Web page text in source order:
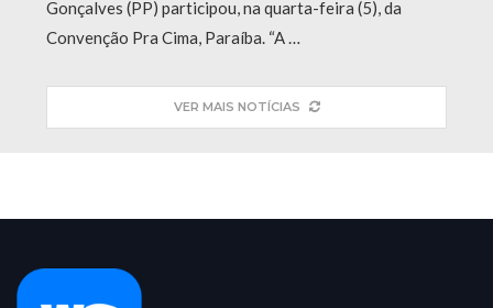
Gonçalves (PP) participou, na quarta-feira (5), da
Convenção Pra Cima, Paraíba. “A …
VER MAIS NOTÍCIAS